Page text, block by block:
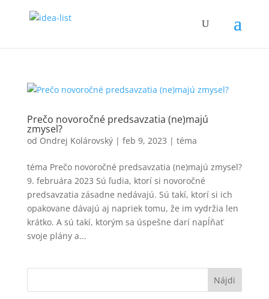
Prečo novoročné predsavzatia (ne)majú
zmysel?
od Ondrej Kolárovský| feb 9, 2023 | téma
téma Prečo novoročné predsavzatia (ne)majú zmysel?
9. februára 2023 Sú ľudia, ktorí si novoročné
predsavzatia zásadne nedávajú. Sú takí, ktorí si ich
opakovane dávajú aj napriek tomu, že im vydržia len
krátko. A sú takí, ktorým sa úspešne darí napĺňať
svoje plány a...